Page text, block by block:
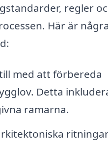
regler
Här är
med att förbereda
Detta
ramarna.